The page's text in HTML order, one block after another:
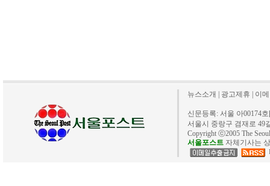
뉴스소개 광고제휴 이
신문등록: 서울 아00174
서울시 중랑구 겸재로 49
Copyright ⓒ2005 The
서울포스트 자체기사는